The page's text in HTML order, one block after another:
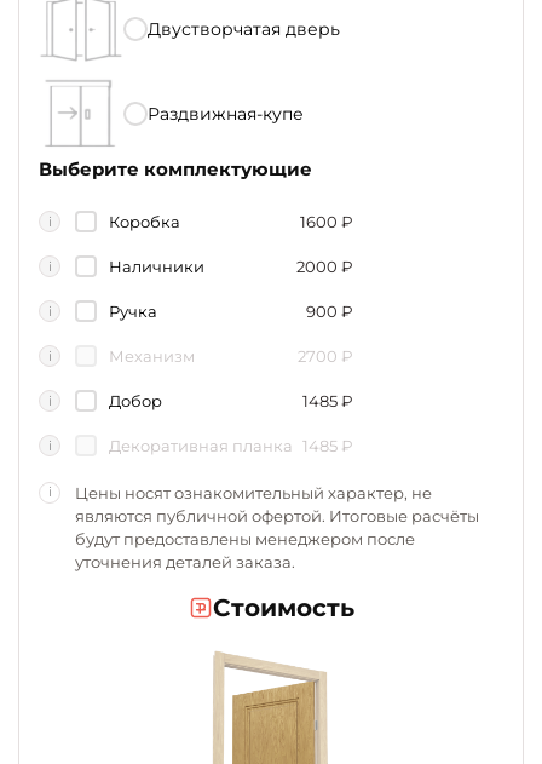
Двустворчатая дверь
Раздвижная-купе
Выберите комплектующие
i Коробка 1600 ₽
i Наличники 2000 ₽
i Ручка 900 ₽
i Механизм 2700 ₽
i Добор 1485₽
i Декоративная планка 1485 ₽
i
Цены носят ознакомительный характер, не
являются публичной офертой. Итоговые расчёты
будут предоставлены менеджером после
уточнения деталей заказа.
Стоимость